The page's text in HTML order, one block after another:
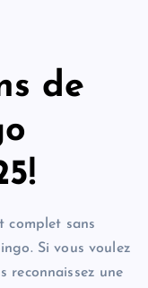
de
complet sans
Si vous voulez
reconnaissez une